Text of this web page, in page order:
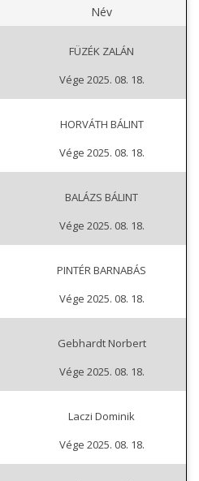
Név
FÜZÉK ZALÁN
Vége 2025. 08. 18.
HORVÁTH BÁLINT
Vége 2025. 08. 18.
BALÁZS BÁLINT
Vége 2025. 08. 18.
PINTÉR BARNABÁS
Vége 2025. 08. 18.
Gebhardt Norbert
Vége 2025. 08. 18.
Laczi Dominik
Vége 2025. 08. 18.